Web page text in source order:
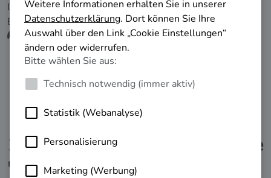
Die folgenden Informationen werden von der
Bundesagentur für Arbeit bereitgestellt.
10 Ergebnisse mit der Suche
"Projektmanagement"